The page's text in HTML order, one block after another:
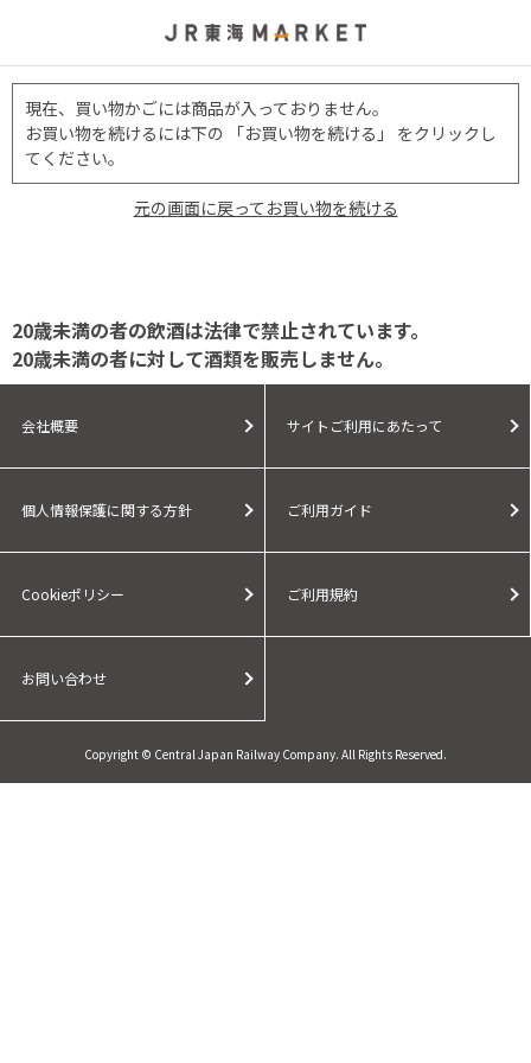
現在、買い物かごには商品が入っておりません。
お買い物を続けるには下の 「お買い物を続ける」 をクリックし
てください。
元の画面に戻ってお買い物を続ける
20歳未満の者の飲酒は法律で禁止されています。
20歳未満の者に対して酒類を販売しません。
会社概要 サイトご利用にあたって
個人情報保護に関する方針 ご利用ガイド
Cookieポリシー ご利用規約
お問い合わせ
Copyright © Central Japan Railway Company. All Rights Reserved.